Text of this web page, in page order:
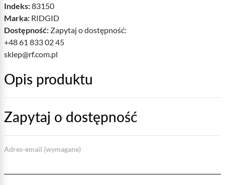
Indeks:83150
Marka: RIDGID
Dostępność: Zapytaj o dostępność:
+48 61 833 02 45
sklep@rf.com.pl
Opis produktu
Zapytaj o dostępność
Adres-email (wymagane)